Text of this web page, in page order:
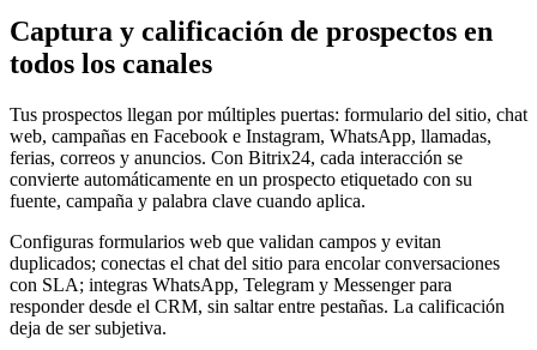
Captura y calificación de prospectos en
todos los canales
Tus prospectos llegan por múltiples puertas: formulario del sitio, chat
web, campañas en Facebook e Instagram, WhatsApp, llamadas,
ferias, correos y anuncios. Con Bitrix24, cada interacción se
convierte automáticamente en un prospecto etiquetado con su
fuente, campaña y palabra clave cuando aplica.
Configuras formularios web que validan campos y evitan
duplicados; conectas el chat del sitio para encolar conversaciones
con SLA; integras WhatsApp, Telegram y Messenger para
responder desde el CRM, sin saltar entre pestañas. La calificación
deja de ser subjetiva.